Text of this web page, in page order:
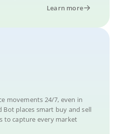
Learn more
movements 24/7, even in
Bot places smart buy and sell
to capture every market